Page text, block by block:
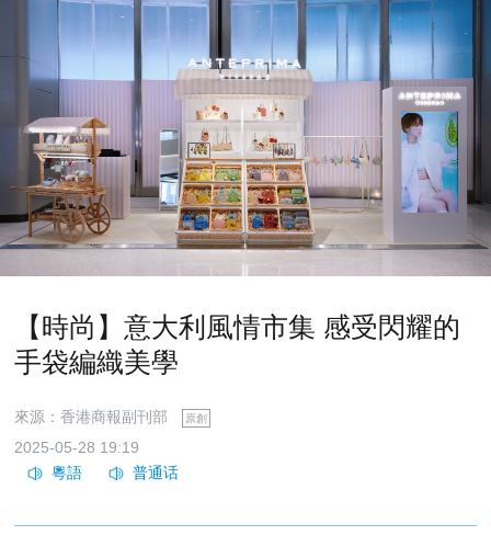
【時尚】意大利風情市集 感受閃耀的
手袋編織美學
來源：香港商報副刊部 原創
2025-05-28 19:19